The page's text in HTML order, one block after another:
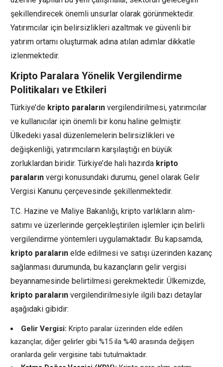
şekillendirecek önemli unsurlar olarak görünmektedir.
Yatırımcılar için belirsizlikleri azaltmak ve güvenli bir
yatırım ortamı oluşturmak adına atılan adımlar dikkatle
izlenmektedir.
Kripto Paralara Yönelik Vergilendirme
Politikaları ve Etkileri
Türkiye’de kripto paraların vergilendirilmesi, yatırımcılar
ve kullanıcılar için önemli bir konu haline gelmiştir.
Ülkedeki yasal düzenlemelerin belirsizlikleri ve
değişkenliği, yatırımcıların karşılaştığı en büyük
zorluklardan biridir. Türkiye’de hali hazırda kripto
paraların vergi konusundaki durumu, genel olarak Gelir
Vergisi Kanunu çerçevesinde şekillenmektedir.
T.C. Hazine ve Maliye Bakanlığı, kripto varlıkların alım-
satımı ve üzerlerinde gerçekleştirilen işlemler için belirli
vergilendirme yöntemleri uygulamaktadır. Bu kapsamda,
kripto paraların elde edilmesi ve satışı üzerinden kazanç
sağlanması durumunda, bu kazançların gelir vergisi
beyannamesinde belirtilmesi gerekmektedir. Ülkemizde,
kripto paraların vergilendirilmesiyle ilgili bazı detaylar
aşağıdaki gibidir:
Gelir Vergisi: Kripto paralar üzerinden elde edilen
kazançlar, diğer gelirler gibi %15 ila %40 arasında değişen
oranlarda gelir vergisine tabi tutulmaktadır.